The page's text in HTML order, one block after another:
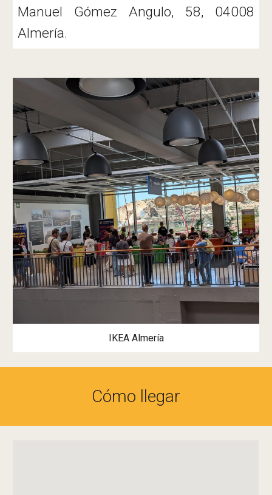
Manuel Gómez Angulo, 58, 04008
Almería.
IKEA Almería
Cómo llegar